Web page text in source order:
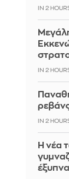
IN 2
IN 2
IN 2
Η νέα
έξυπνα